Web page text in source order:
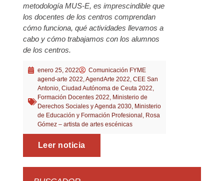
metodología MUS-E, es imprescindible que
los docentes de los centros comprendan
cómo funciona, qué actividades llevamos a
cabo y cómo trabajamos con los alumnos
de los centros.
enero 25, 2022
Comunicación FYME
agend-arte 2022,AgendArte 2022, CEE San
Antonio, Ciudad Autónoma de Ceuta 2022,
Formación Docentes 2022, Ministerio de
Derechos Sociales y Agenda 2030, Ministerio
de Educación y Formación Profesional , Rosa
Gómez – artista de artes escénicas
Leer noticia